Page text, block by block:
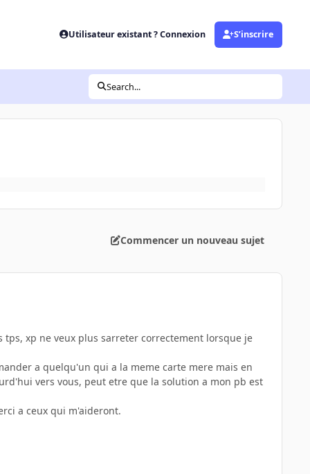
Utilisateur existant ? Connexion S’inscrire
Search...
Commencer un nouveau sujet
xp ne veux plus sarreter correctement lorsque je
a quelqu'un qui a la meme carte mere mais en
vers vous, peut etre que la solution a mon pb est
a ceux qui m'aideront.